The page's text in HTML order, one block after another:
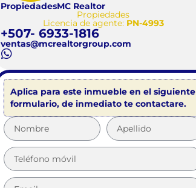
PropiedadesMC Realtor
Propiedades
Licencia de agente: PN-4993
+507- 6933-1816
ventas@mcrealtorgroup.com
Aplica para este inmueble en el siguiente
formulario, de inmediato te contactare.